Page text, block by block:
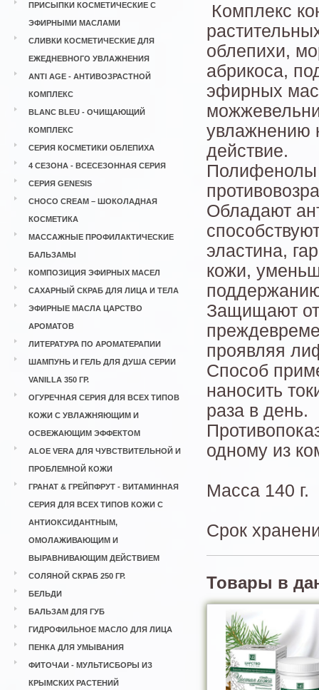
ПРИСЫПКИ КОСМЕТИЧЕСКИЕ С
ЭФИРНЫМИ МАСЛАМИ
СЛИВКИ КОСМЕТИЧЕСКИЕ ДЛЯ
ЕЖЕДНЕВНОГО УВЛАЖНЕНИЯ
ANTI AGE - АНТИВОЗРАСТНОЙ
КОМПЛЕКС
BLANC BLEU - ОЧИЩАЮЩИЙ
КОМПЛЕКС
СЕРИЯ КОСМЕТИКИ ОБЛЕПИХА
4 СЕЗОНА - ВСЕСЕЗОННАЯ СЕРИЯ
СЕРИЯ GENESIS
CHOCO CREAM – ШОКОЛАДНАЯ
КОСМЕТИКА
МАССАЖНЫЕ ПРОФИЛАКТИЧЕСКИЕ
БАЛЬЗАМЫ
КОМПОЗИЦИЯ ЭФИРНЫХ МАСЕЛ
САХАРНЫЙ СКРАБ ДЛЯ ЛИЦА И ТЕЛА
ЭФИРНЫЕ МАСЛА ЦАРСТВО
АРОМАТОВ
ЛИТЕРАТУРА ПО АРОМАТЕРАПИИ
ШАМПУНЬ И ГЕЛЬ ДЛЯ ДУША СЕРИИ
VANILLA 350 ГР.
ОГУРЕЧНАЯ СЕРИЯ ДЛЯ ВСЕХ ТИПОВ
КОЖИ С УВЛАЖНЯЮЩИМ И
ОСВЕЖАЮЩИМ ЭФФЕКТОМ
ALOE VERA ДЛЯ ЧУВСТВИТЕЛЬНОЙ И
ПРОБЛЕМНОЙ КОЖИ
ГРАНАТ & ГРЕЙПФРУТ - ВИТАМИННАЯ
СЕРИЯ ДЛЯ ВСЕХ ТИПОВ КОЖИ С
АНТИОКСИДАНТНЫМ,
ОМОЛАЖИВАЮЩИМ И
ВЫРАВНИВАЮЩИМ ДЕЙСТВИЕМ
СОЛЯНОЙ СКРАБ 250 ГР.
БЕЛЬДИ
БАЛЬЗАМ ДЛЯ ГУБ
ГИДРОФИЛЬНОЕ МАСЛО ДЛЯ ЛИЦА
ПЕНКА ДЛЯ УМЫВАНИЯ
ФИТОЧАИ - МУЛЬТИСБОРЫ ИЗ
КРЫМСКИХ РАСТЕНИЙ
Комплекс
облепихи,
абрикоса,
эфирных
увлажнению
действие.
Полифенолы
Обладают
эластина,
кожи,
Защищают от
проявляя
Способ
наносить
раза в день.
одному из
Масса 140 г.
Срок
Товары в